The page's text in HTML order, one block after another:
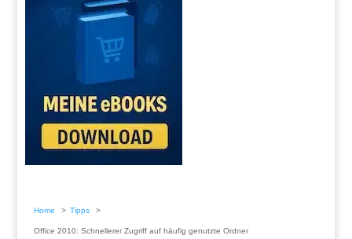
Home Tipps
Office 2010: Schnellerer Zugriff auf häufig genutzte Ordner